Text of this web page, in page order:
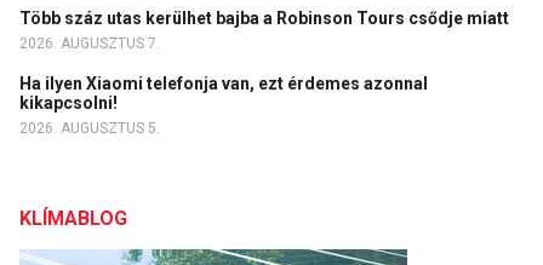
Több száz utas kerülhet bajba a Robinson Tours csődje miatt
2026. AUGUSZTUS 7.
Ha ilyen Xiaomi telefonja van, ezt érdemes azonnal
kikapcsolni!
2026. AUGUSZTUS 5.
KLÍMABLOG